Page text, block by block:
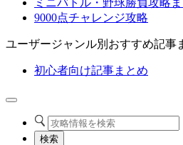
ミニバトル・野球勝負攻略
9000点チャレンジ攻略
ユーザージャンル別おすすめ記事
初心者向け記事まとめ
検索